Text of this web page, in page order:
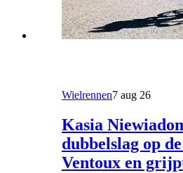
Wielrennen7 aug 26
Kasia
dubbelslag op
Ventoux en